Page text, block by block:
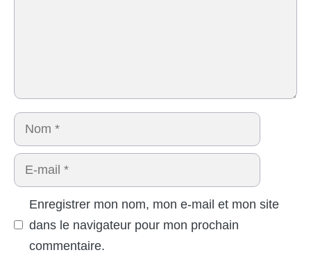
Nom
E-
mail
Enregistrer mon nom, mon e-mail et mon site
dans le navigateur pour mon prochain
commentaire.